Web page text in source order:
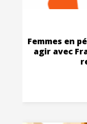
Femmes en
agir avec